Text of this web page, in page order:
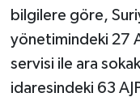
bilgilere göre,
yönetimindeki 27
servisi ile ara
idaresindeki 63
RESMİ İLAN
MAGAZİN